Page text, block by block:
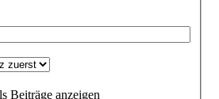
Beiträge anzeigen